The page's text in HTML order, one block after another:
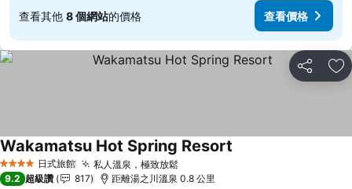
查看其他 8 個網站的價格 查看價格
分享 加
4 星級 日式旅館 私人溫泉，極致放鬆
Wakamatsu Hot Spring Resort
9.2 超級讚 817 距離湯之川溫泉 0.8 公里